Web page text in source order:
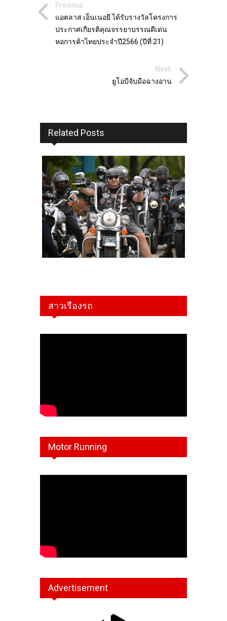
Previous:
แอตลาส เอ็นเนอยี ได้รับรางวัลโครงการ
ประกาศเกียรติคุณจรรยาบรรณดีเด่น
หอการค้าไทยประจำปี2566 (ปีที่ 21)
Next:
ยูโอบีจับมือฉางอาน
Related Posts
สาวเรืองรถ
Motor Running
Advertisement